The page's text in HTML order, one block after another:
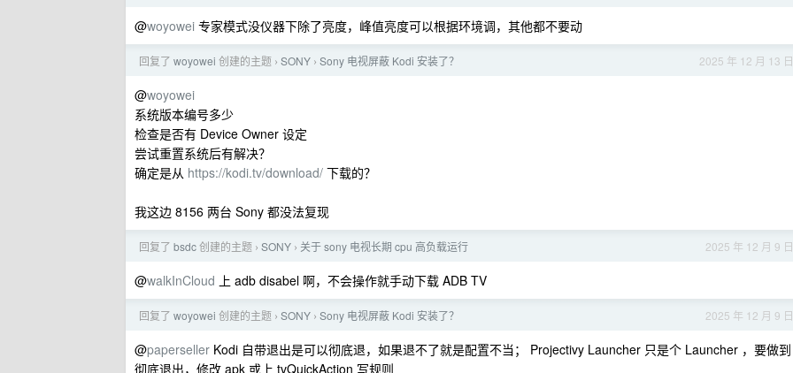
@woyowei 专家模式没仪器下除了亮度，峰值亮度可以根据环境调，其他都不要动
2025 年 12 月 13 日
回复了 woyowei 创建的主题 › SONY › Sony 电视屏蔽 Kodi 安装了？
@woyowei
系统版本编号多少
检查是否有 Device Owner 设定
尝试重置系统后有解决？
确定是从 https://kodi.tv/download/ 下载的？
我这边 8156 两台 Sony 都没法复现
2025 年 12 月 9 日
回复了 bsdc创建的主题 › SONY › 关于 sony 电视长期 cpu 高负载运行
@walkInCloud 上 adb disabel 啊，不会操作就手动下载 ADB TV
2025 年 12 月 9 日
回复了 woyowei 创建的主题 › SONY › Sony 电视屏蔽 Kodi 安装了？
@paperseller Kodi 自带退出是可以彻底退，如果退不了就是配置不当； Projectivy Launcher 只是个 Launcher ，要做到
彻底退出，修改 apk 或上 tvQuickAction 写规则